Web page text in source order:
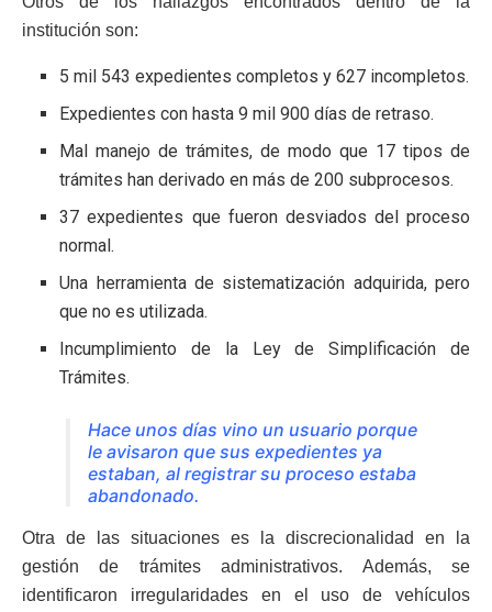
institución son:
5 mil 543 expedientes completos y 627 incompletos.
Expedientes con hasta 9 mil 900 días de retraso.
Mal manejo de trámites, de modo que 17 tipos de
trámites han derivado en más de 200 subprocesos.
37 expedientes que fueron desviados del proceso
normal.
Una herramienta de sistematización adquirida, pero
que no es utilizada.
Incumplimiento de la Ley de Simplificación de
Trámites.
Hace unos días vino un usuario porque
le avisaron que sus expedientes ya
estaban, al registrar su proceso estaba
abandonado.
Otra de las situaciones es la discrecionalidad en la
gestión de trámites administrativos. Además, se
identificaron irregularidades en el uso de vehículos